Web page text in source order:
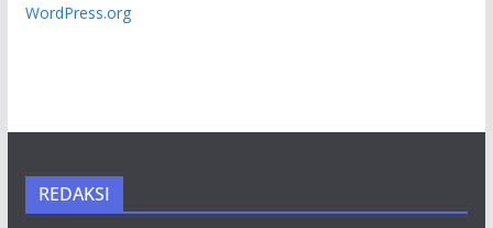
WordPress.org
REDAKSI